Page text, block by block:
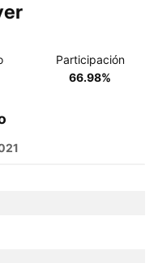
Participación
66.98%